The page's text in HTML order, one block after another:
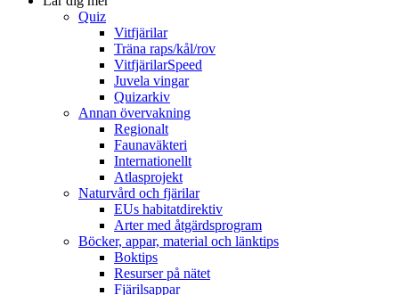
Quiz
Vitfjärilar
Träna raps/kål/rov
VitfjärilarSpeed
Juvela vingar
Quizarkiv
Annan övervakning
Regionalt
Faunaväkteri
Internationellt
Atlasprojekt
Naturvård och fjärilar
EUs habitatdirektiv
Arter med åtgärdsprogram
Böcker, appar, material och länktips
Boktips
Resurser på nätet
Fjärilsappar